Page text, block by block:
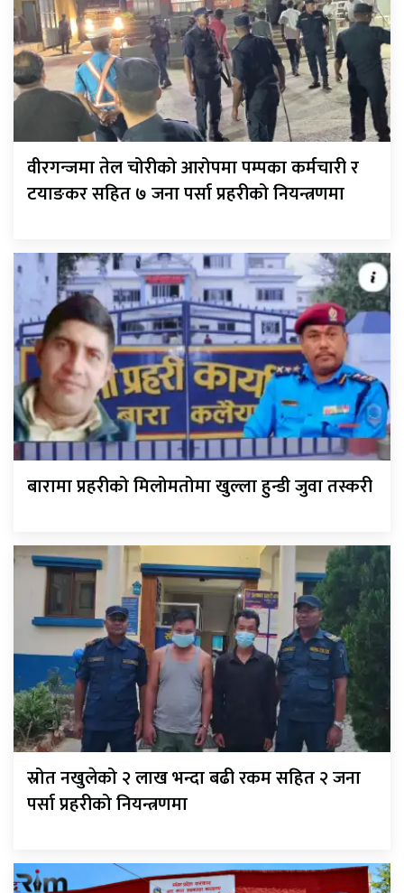
वीरगन्जमा तेल चोरीको आरोपमा पम्पका कर्मचारी र
टयाङकर सहित ७ जना पर्सा प्रहरीको नियन्त्रणमा
बारामा प्रहरीको मिलोमतोमा खुल्ला हुन्डी जुवा तस्करी
स्रोत नखुलेको २ लाख भन्दा बढी रकम सहित २ जना
पर्सा प्रहरीको नियन्त्रणमा